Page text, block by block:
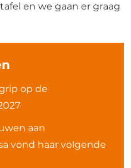
en we gaan er graag
op de
aan
vond haar volgende